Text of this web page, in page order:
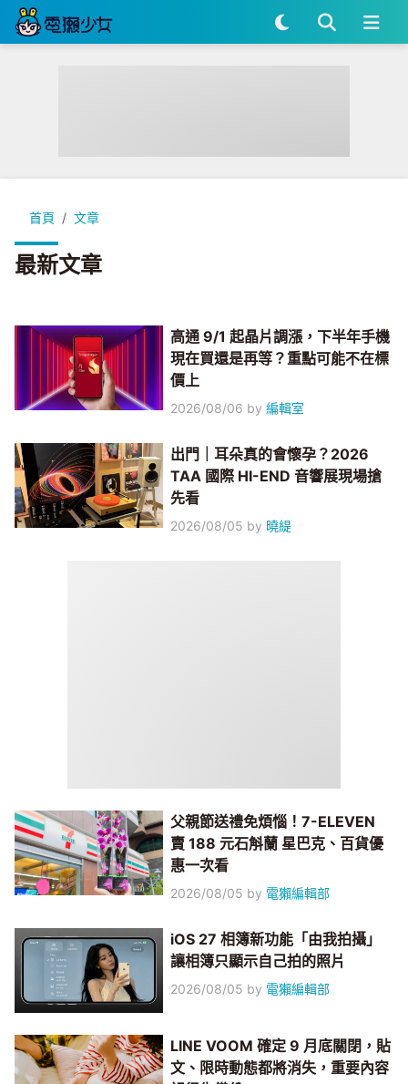
首頁 文章
最新文章
高通 9/1 起晶片調漲，下半年手機
現在買還是再等？重點可能不在標
價上
2026/08/06 by編輯室
出門｜耳朵真的會懷孕？2026
TAA 國際 HI-END 音響展現場搶
先看
2026/08/05 by 曉緹
父親節送禮免煩惱！7-ELEVEN
賣 188 元石斛蘭 星巴克、百貨優
惠一次看
2026/08/05 by 電獺編輯部
iOS 27 相簿新功能「由我拍攝」
讓相簿只顯示自己拍的照片
2026/08/05 by 電獺編輯部
LINE VOOM 確定 9 月底關閉，貼
文、限時動態都將消失，重要內容